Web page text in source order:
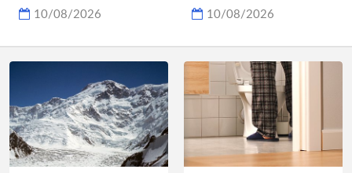
10/08/2026 10/08/2026